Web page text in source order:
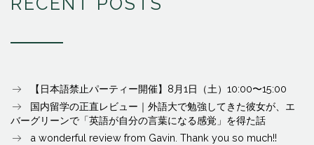
【日本語禁止パーティー開催】8月1日（土）10:00〜15:00
国内留学の正直レビュー｜外語大で勉強してきた彼女が、エ
バーグリーンで「英語が自分の言葉になる感覚」を得た話
a wonderful review from Gavin. Thank you so much!!